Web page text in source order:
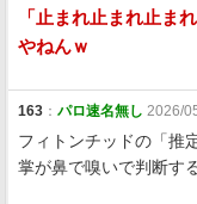
「止まれ止まれ止ま
やねんｗ
163 ： パロ速名無し 2026/
フィトンチッドの「推
掌が鼻で嗅いで判断す